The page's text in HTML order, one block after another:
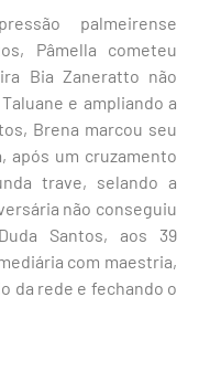
palmeirense
Pâmella cometeu
Bia Zaneratto não
e ampliando a
Brena marcou seu
após um cruzamento
trave, selando a
não conseguiu
Santos, aos 39
com maestria,
da rede e fechando o